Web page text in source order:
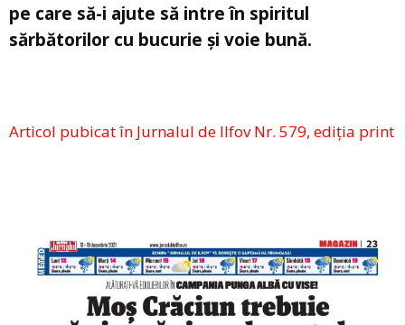
pe care să-i ajute să intre în spiritul
sărbătorilor cu bucurie și voie bună.
Articol pubicat în Jurnalul de Ilfov Nr. 579, ediția print